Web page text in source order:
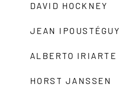
DAVID HOCKNEY
JEAN IPOUSTÉGUY
ALBERTO IRIARTE
HORST JANSSEN